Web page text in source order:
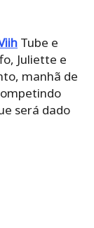
Tube e
Juliette e
manhã de
será dado